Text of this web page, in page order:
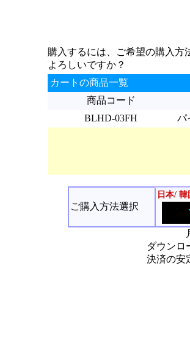
購入するには、ご希望の購入方
よろしいですか？
カートの商品一覧
商品コード
BLHD-03FH
パ
ご購入方法選択
日本/
ダウンロ
決済の安